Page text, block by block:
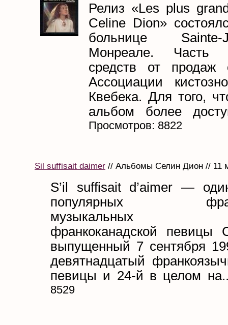
Релиз «Les plus
Celine Dion»
больнице
Монреале. Часть
средств от продаж
Ассоциации
Квебека. Для того,
альбом более
Просмотров: 8822
Sil suffisait daimer // Альбомы Селин Дион // 11
S’il suffisait d’aimer —
популярных
музыкальных
франкоканадской певицы
выпущенный 7 сентября
девятнадцатый
певицы и 24-й в целом
8529